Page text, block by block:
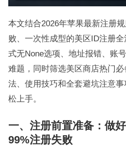
本文结合2026年苹果最新注册
败、一次性成型的美区ID注册
式无None选项、地址报错、账
难题，同时筛选美区商店热门
法、使用技巧和全套避坑注意
松上手。
一、注册前置准备：做
99%注册失败